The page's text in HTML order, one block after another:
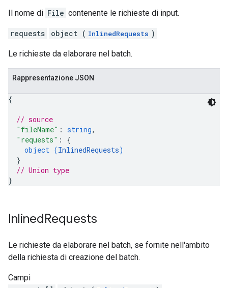
Il nome di File contenente le richieste di input.
requests object ( InlinedRequests )
Le richieste da elaborare nel batch.
Rappresentazione JSON
{
// source
"fileName" : string,
"requests" : {
object (InlinedRequests)
}
// Union type
}
InlinedRequests
Le richieste da elaborare nel batch, se fornite nell'ambito
della richiesta di creazione del batch.
Campi